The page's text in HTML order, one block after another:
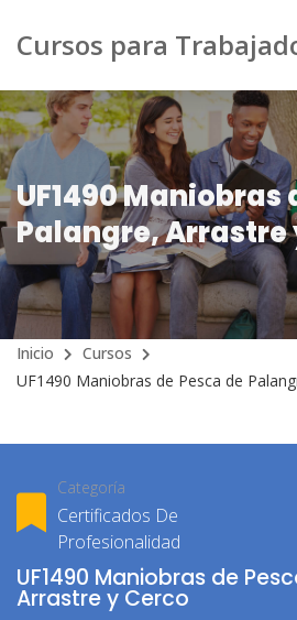
Cursos para
UF1490 Maniobras
Palangre, Arrastre
Inicio
Cursos
UF1490 Maniobras de Pesca de
Categoría
Certificados De
Profesionalidad
UF1490 Maniobras de
Arrastre y Cerco